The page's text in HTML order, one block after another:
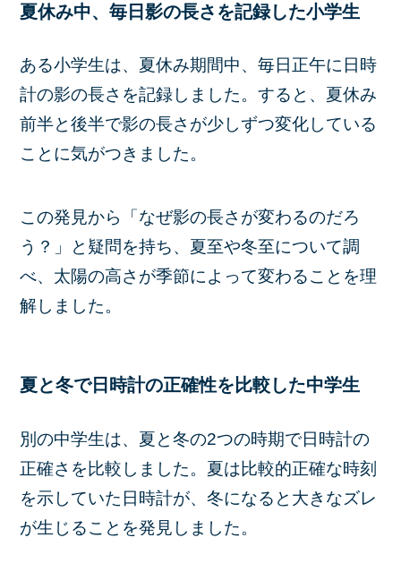
夏休み中、毎日影の長さを記録した小学生
ある小学生は、夏休み期間中、毎日正午に日時
計の影の長さを記録しました。すると、夏休み
前半と後半で影の長さが少しずつ変化している
ことに気がつきました。
この発見から「なぜ影の長さが変わるのだろ
う？」と疑問を持ち、夏至や冬至について調
べ、太陽の高さが季節によって変わることを理
解しました。
夏と冬で日時計の正確性を比較した中学生
別の中学生は、夏と冬の2つの時期で日時計の
正確さを比較しました。夏は比較的正確な時刻
を示していた日時計が、冬になると大きなズレ
が生じることを発見しました。